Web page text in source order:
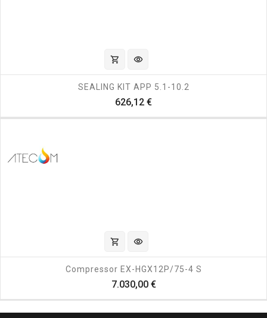
shopping_cart visibility
SEALING KIT APP 5.1-10.2
626,12 €Prezzo
shopping_cart visibility
Compressor EX-HGX12P/75-4 S
7.030,00 €Prezzo